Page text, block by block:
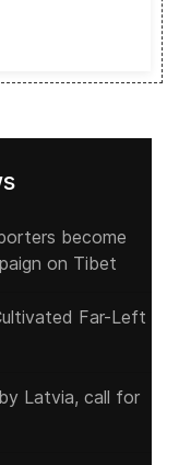
become
on Tibet
Far-Left
Latvia, call for